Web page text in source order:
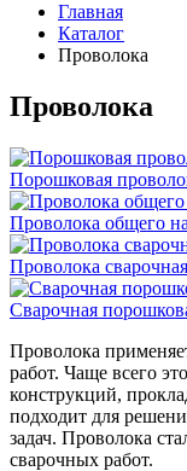
Главная
Каталог
Проволока
Проволока
Порошковая
Проволока общего
Проволока сварочная
Сварочная
Проволока
работ. Чаще всего
конструкций,
подходит для
задач. Проволока
сварочных работ.